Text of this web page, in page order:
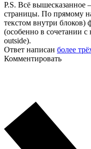
P.S. Всё вышесказанное
страницы. По прямому
текстом внутри
(особенно в сочетании
outside).
Ответ написан более
Комментировать